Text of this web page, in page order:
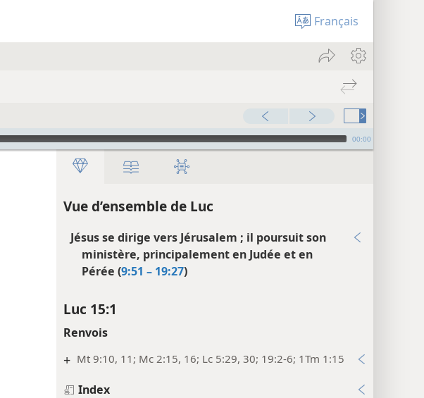
Français
00:00
Vue d’ensemble de Luc
Jésus se dirige vers Jérusalem ; il poursuit son
ministère, principalement en Judée et en
Pérée (9:51 – 19:27)
Luc 15:1
Renvois
+ Mt 9:10, 11; Mc 2:15, 16; Lc 5:29, 30; 19:2-6; 1Tm 1:15
Index